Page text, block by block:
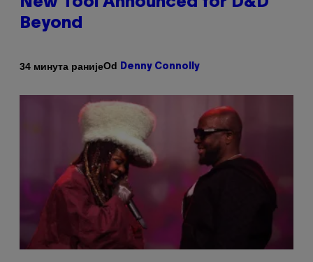
Beyond
34 минута ранијеOd Denny Connolly